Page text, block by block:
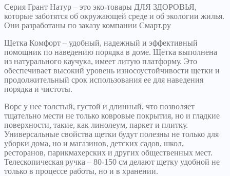
Серия Грант Натур – это эко-товары ДЛЯ ЗДОРОВЬЯ,
которые заботятся об окружающей среде и об экологии жилья.
Они разработаны по заказу компании Смарт.ру
Щетка Комфорт – удобный, надежный и эффективный
помощник по наведению порядка в доме. Щетка выполнена
из натурального каучука, имеет литую платформу. Это
обеспечивает высокий уровень износоустойчивости щетки и
продолжительный срок использования ее для наведения
порядка и чистоты.
Ворс у нее толстый, густой и длинный, что позволяет
тщательно мести не только ковровые покрытия, но и гладкие
поверхности, такие, как линолеум, паркет и плитку.
Универсальные свойства щетки будут полезны не только для
уборки дома, но и магазинов, детских садов, школ,
ресторанов, парикмахерских и других общественных мест.
Телескопическая ручка – 80-150 см делают щетку удобной не
только в процессе работы, но и в хранении.